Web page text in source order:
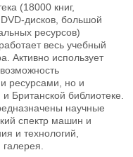
(18000 книг,
дисков, большой
ресурсов)
весь учебный
Активно использует
ресурсами, но и
Британской библиотеке.
научные
спектр машин и
и технологий,